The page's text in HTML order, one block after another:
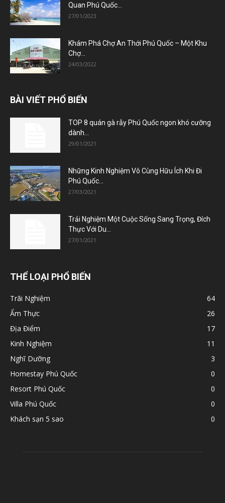
Quan Phú Quốc...
27/01/2023
Khám Phá Chợ An Thới Phú Quốc – Một Khu
Chợ...
24/03/2022
BÀI VIẾT PHỔ BIẾN
TOP 8 quán gà rẫy Phú Quốc ngon khó cưỡng
dành...
29/01/2021
Những Kinh Nghiệm Vô Cùng Hữu Ích Khi Đi
Phú Quốc...
27/03/2021
Trải Nghiệm Một Cuộc Sống Sang Trọng, Đích
Thực Với Du...
27/01/2021
THỂ LOẠI PHỔ BIẾN
Trãi Nghiệm
64
Ẩm Thực
26
Địa Điểm
17
Kinh Nghiệm
11
Nghĩ Dưỡng
3
Homestay Phú Quốc
0
Resort Phú Quốc
0
Villa Phú Quốc
0
Khách sạn 5 sao
0